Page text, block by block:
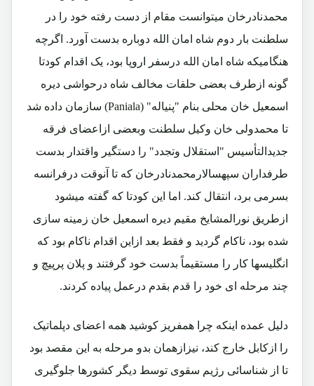
محمدنادرخان میتوانست مقام از دست رفته خود را در
سلطنت بار دوم شاه امان الله دوباره بدست آورد. اگرچه
هنگامیکه شاه امان الله درسفر اروپا بود، یک اقدام کودتا
گونه ازطرف بعضی حلقات مخالف شاه درحواشی دیره
اسمعیل خان محلی بنام "پنیاله" (Paniala) سازمان داده شد
تا محمدولی خان وکیل سلطنت وبعضی ازاعضای فرقه
جدیدالتأسیس "استقلال وتجدد" را دستگیر واقتدار بدست
طرفداران سپهسالارمحمدنادرخان که تا آنوقت درفرانسه
بسرمی برد، انتقال کند. اما این کودتا که گفته میشود
ازطریق نورالمشایخ مقیم دیره اسمعیل خان زمینه سازی
شده بود، ناکام گردید و فقط بعد ازاین اقدام ناکام بود که
انگلیسها کار را مستقیماً بدست خود گرفتند و پلان پرپیچ و
چند مرحله ای خود را قدم بقدم درعمل پیاده کردند.
دلیل عمده اینکه چرا همفریز کوشید همه اعضای دپلماتیک
را ازکابل خارج کند، نیزازهمان بدو مرحله به این مقصد بود
تا از شناسائی رژیم سقوی توسط دیگر کشورها جلوگیری